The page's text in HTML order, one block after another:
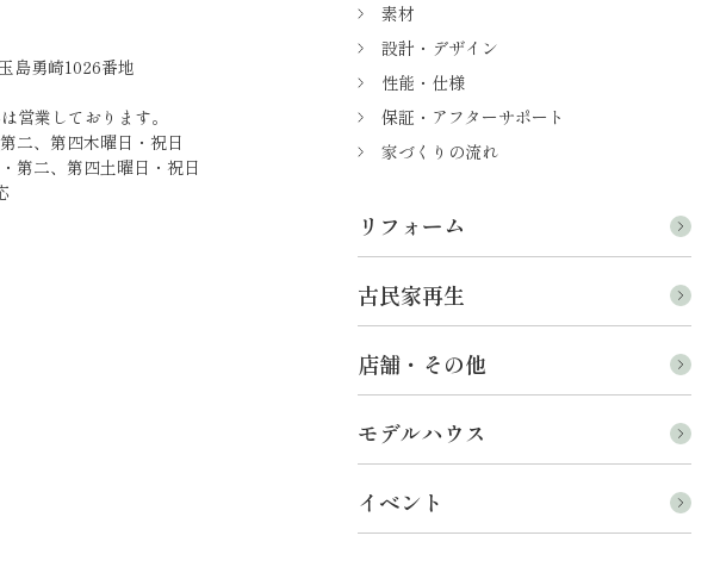
島勇崎1026番地
営業しております。
二、第四木曜日・祝日
第二、第四土曜日・祝日
素材
設計・デザイン
性能・仕様
保証・アフターサポート
家づくりの流れ
リフォーム
古民家再生
店舗・その他
モデルハウス
イベント